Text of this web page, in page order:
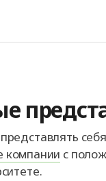
компании с